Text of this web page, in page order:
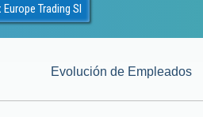
Trading Sl
Evolución de Empleados